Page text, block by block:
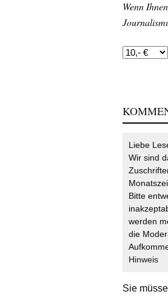
Wenn
Liebe
Wir sind
Bitte
werden
die
Hinweis
Sie